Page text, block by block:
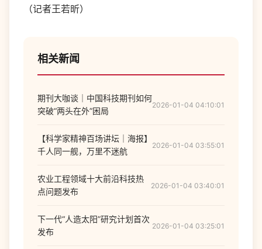
（记者王若昕）
相关新闻
期刊大咖谈｜中国科技期刊如何
突破“两头在外”困局
2026-01-04 04:10:01
【科学家精神百场讲坛｜海报】
千人同一舰，万里不迷航
2026-01-04 03:55:01
农业工程领域十大前沿科技热
点问题发布
2026-01-04 03:40:01
下一代“人造太阳”研究计划首次
发布
2026-01-04 03:25:01